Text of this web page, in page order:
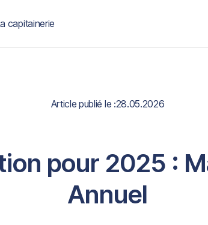
capitainerie
Article publié le :28.05.2026
pour 2025 :
Annuel